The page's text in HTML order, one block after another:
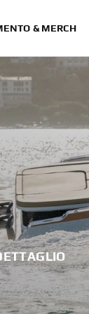
& MERCH